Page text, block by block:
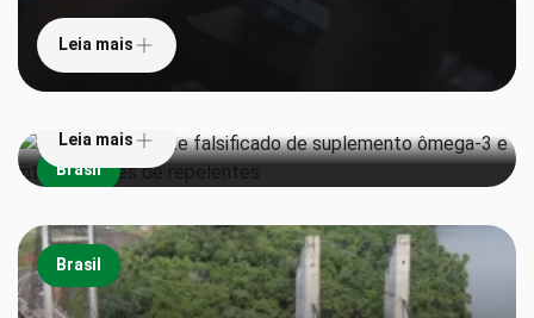
Leia mais
Brasil
Anvisa proíbe lote falsificado de suplemento
ômega-3 e interdita lotes de repelentes
Leia mais
Brasil